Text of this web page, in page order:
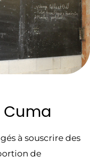
Cuma
à souscrire des
de